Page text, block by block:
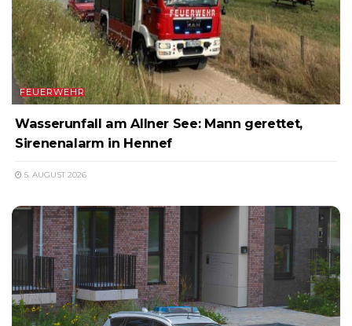
FEUERWEHR
Wasserunfall am Allner See: Mann gerettet,
Sirenenalarm in Hennef
5. AUGUST 2026